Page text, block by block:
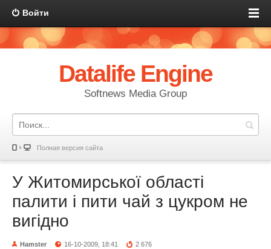
Войти
Datalife Engine
Softnews Media Group
Полная версия сайта
У Житомирської області
палити і пити чай з цукром не
вигідно
Hamster 16-10-2009, 18:41 2 676